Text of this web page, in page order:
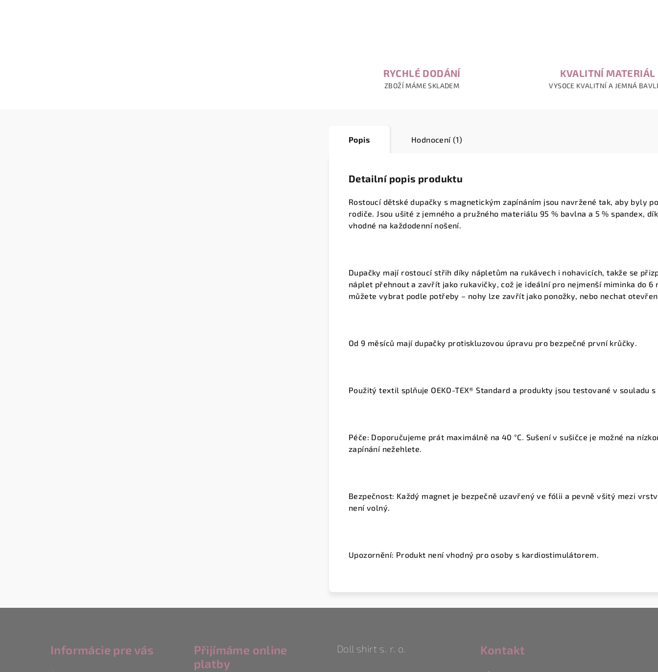
RYCHLÉ DODÁNÍ
ZBOŽÍ MÁME SKLADEM
KVALITNÍ MATERIÁL
VYSOCE KVALITNÍ A JEMNÁ
Popis Hodnocení (1)
Detailní popis produktu
Rostoucí dětské dupačky s magnetickým zapínáním jsou navržené tak, aby byly
rodiče. Jsou ušité z jemného a pružného materiálu 95 % bavlna a 5 % spandex,
vhodné na každodenní nošení.
Dupačky mají rostoucí střih díky nápletům na rukávech i nohavicích, takže se
náplet přehnout a zavřít jako rukavičky, což je ideální pro nejmenší miminka do 6
můžete vybrat podle potřeby – nohy lze zavřít jako ponožky, nebo nechat
Od9 měsíců mají dupačky protiskluzovou úpravu pro bezpečné první krůčky.
Použitý textil splňuje OEKO-TEX® Standard a produkty jsou testované v souladu
Péče: Doporučujeme prát maximálně na 40 °C. Sušení v sušičce je možné na
zapínání nežehlete.
Bezpečnost: Každý magnet je bezpečně uzavřený ve fólii a pevně všitý mezi
není volný.
Upozornění: Produkt není vhodný pro osoby s kardiostimulátorem.
Informácie pre vás
Přijímáme online
platby
Doll shirt s. r. o. Kontakt